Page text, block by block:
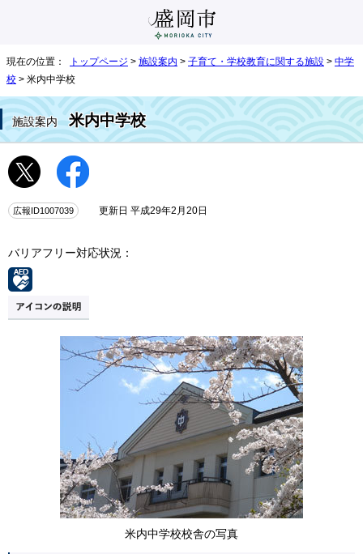
現在の位置： トップページ > 施設案内 > 子育て・学校教育に関する施設 > 中学
校 > 米内中学校
施設案内米内中学校
広報ID1007039 更新日 平成29年2月20日
バリアフリー対応状況：
米内中学校校舎の写真